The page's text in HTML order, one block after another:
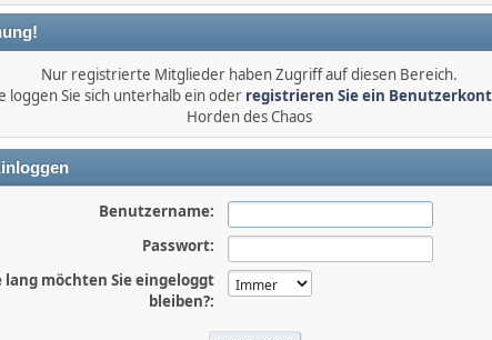
Nur registrierte Mitglieder haben Zugriff auf diesen Bereich.
loggen Sie sich unterhalb ein oder registrieren Sie ein
Horden des Chaos
Benutzername:
Passwort:
lang möchten Sie eingeloggt
bleiben?: